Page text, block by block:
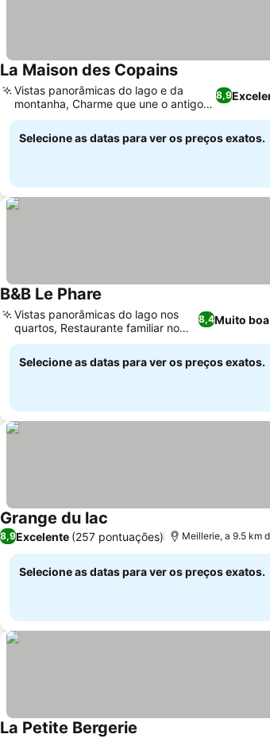
La Maison des Copains
8,9
Vistas panorâmicas do lago e da
montanha, Charme que une o antigo e
o novo
Selecione as datas para ver os preços exatos.
B&B Le Phare
8,4Muito boa
Vistas panorâmicas do lago nos
quartos, Restaurante familiar no
local
Selecione as datas para ver os preços exatos.
Grange du lac
8,9Excelente (257 pontuações) Meillerie, a 9.5 km
Selecione as datas para ver os preços exatos.
La Petite Bergerie